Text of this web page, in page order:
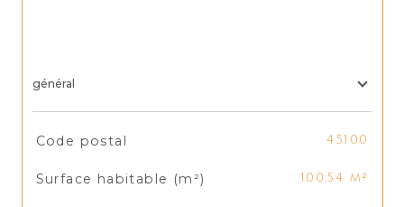
général
TRAD_SIROCCO_Caracteristique
Code postal 45100
Surface habitable (m²) 100,54 m²